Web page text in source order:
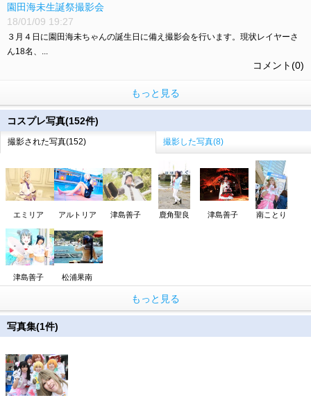
園田海未生誕祭撮影会
18/01/09 19:27
３月４日に園田海未ちゃんの誕生日に備え撮影会を行います。現状レイヤーさ
ん18名、...
コメント(0)
もっと見る
コスプレ写真(152件)
撮影された写真(152) 撮影した写真(8)
エミリア アルトリア 津島善子 鹿角聖良 津島善子 南ことり
津島善子 松浦果南
もっと見る
写真集(1件)